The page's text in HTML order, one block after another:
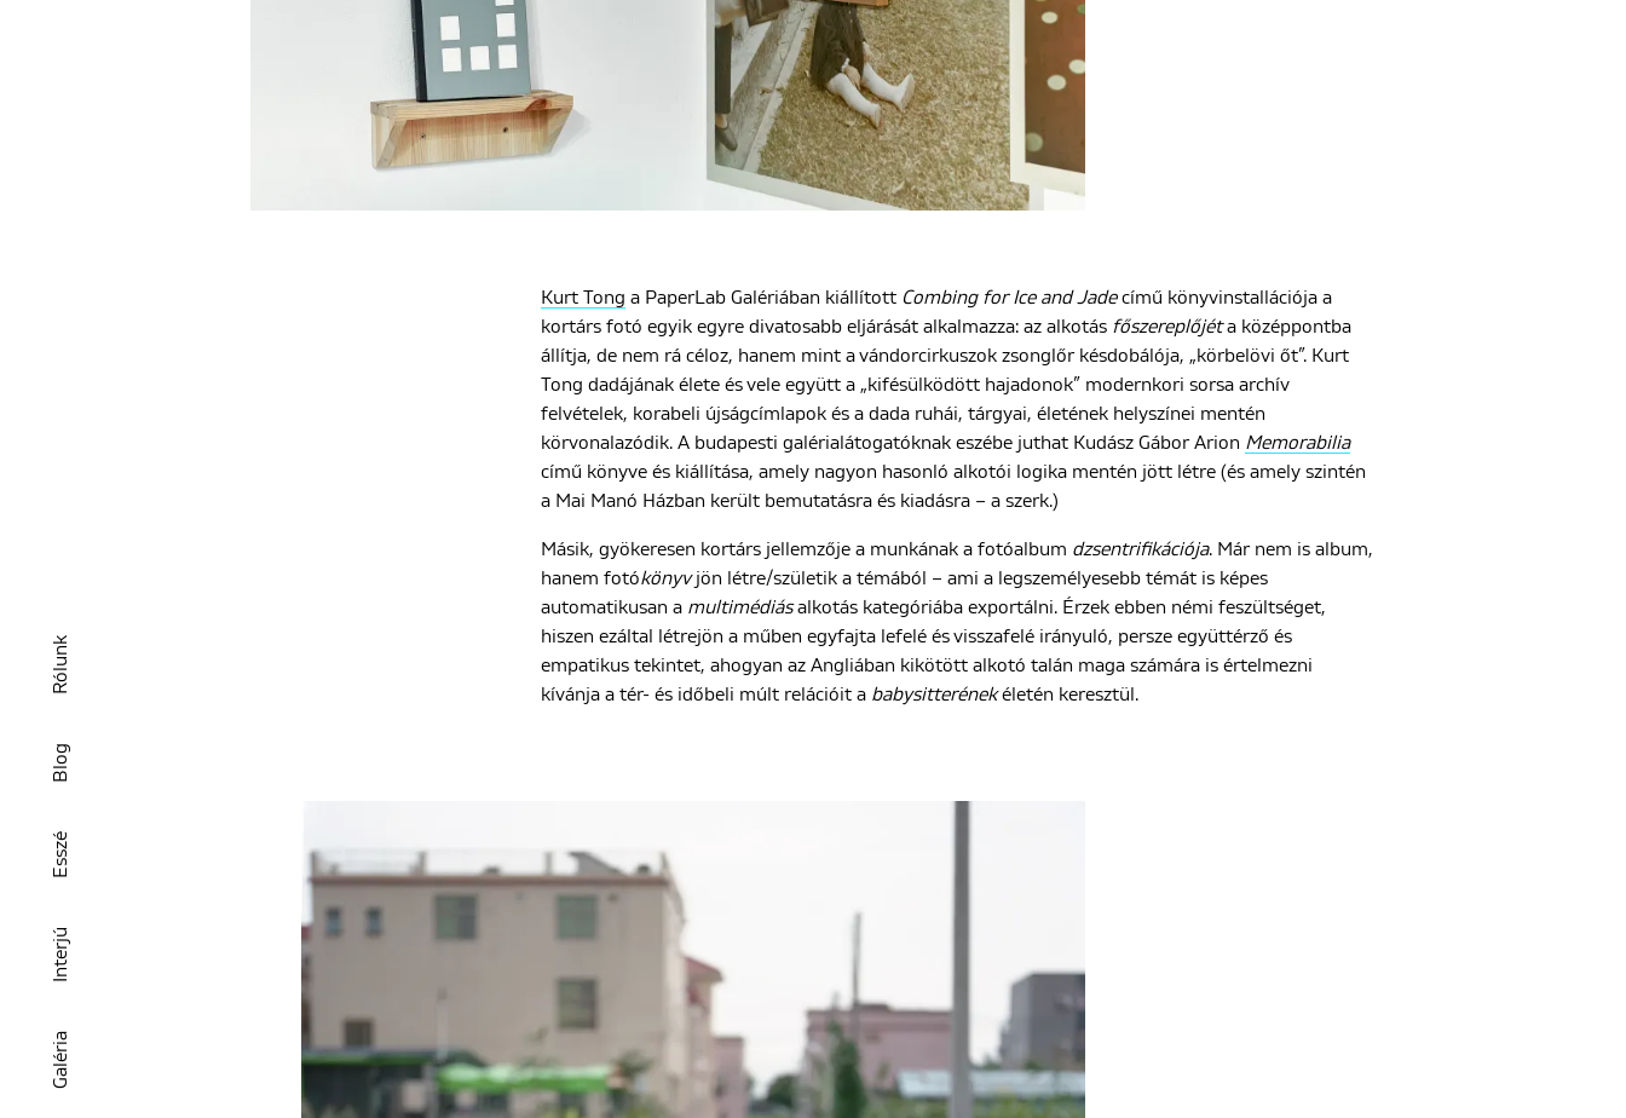
Galéria
Interjú
Esszé
Blog
Rólunk
Kurt Tong a PaperLab Galériában kiállított Combing for Ice and Jadecímű könyvinstallációja a
kortárs fotó egyik egyre divatosabb eljárását alkalmazza: az alkotás főszereplőjéta középpontba
állítja, de nem rá céloz, hanem mint a vándorcirkuszok zsonglőr késdobálója, „körbelövi őt”. Kurt
Tong dadájának élete és vele együtt a „kifésülködött hajadonok” modernkori sorsa archív
felvételek, korabeli újságcímlapok és a dada ruhái, tárgyai, életének helyszínei mentén
körvonalazódik. A budapesti galérialátogatóknak eszébe juthat Kudász Gábor Arion Memorabilia
című könyve és kiállítása, amely nagyon hasonló alkotói logika mentén jött létre (és amely szintén
a Mai Manó Házban került bemutatásra és kiadásra – a szerk.)
Másik, gyökeresen kortárs jellemzője a munkának a fotóalbum dzsentrifikációja. Már nem is album,
hanem fotókönyvjön létre/születik a témából – ami a legszemélyesebb témát is képes
automatikusan a multimédiásalkotás kategóriába exportálni. Érzek ebben némi feszültséget,
hiszen ezáltal létrejön a műben egyfajta lefelé és visszafelé irányuló, persze együttérző és
empatikus tekintet, ahogyan az Angliában kikötött alkotó talán maga számára is értelmezni
kívánja a tér- és időbeli múlt relációit a babysitterénekéletén keresztül.